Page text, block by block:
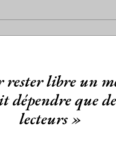
rester libre un
dépendre que de
lecteurs »